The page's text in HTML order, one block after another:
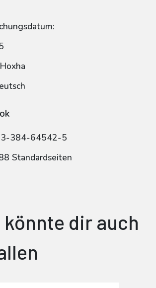
3-384-64542-5
Standardseiten
könnte dir auch